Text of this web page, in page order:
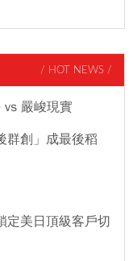
/ HOT NEWS /
嚴峻現實
群創」成最後稻
定美日頂級客戶切